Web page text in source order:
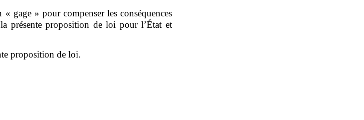
« gage » pour compenser les conséquences
présente proposition de loi pour l’État et
proposition de loi.